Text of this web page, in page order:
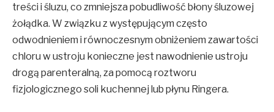
treści i śluzu, co zmniejsza pobudliwość błony śluzowej
żołądka. W związku z występującym często
odwodnieniem i równoczesnym obniżeniem zawartości
chloru w ustroju konieczne jest nawodnienie ustroju
drogą parenteralną, za pomocą roztworu
fizjologicznego soli kuchennej lub płynu Ringera.